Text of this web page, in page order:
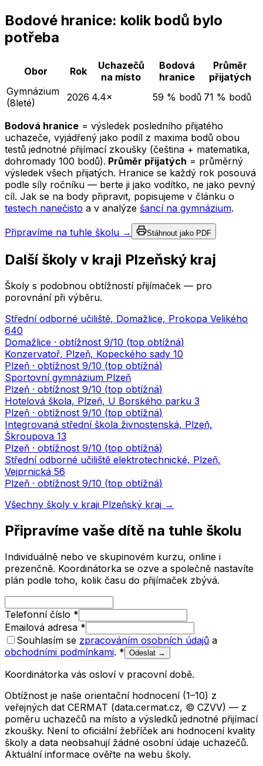
Bodové hranice: kolik bodů bylo
potřeba
Obor Rok
Uchazečů
na místo
Bodová
hranice
Průměr
přijatých
Gymnázium
(8leté)
2026 4.4× 59 % bodů 71 % bodů
Bodová hranice = výsledek posledního přijatého
uchazeče, vyjádřený jako podíl z maxima bodů obou
testů jednotné přijímací zkoušky (čeština + matematika,
dohromady 100 bodů). Průměr přijatých = průměrný
výsledek všech přijatých. Hranice se každý rok posouvá
podle síly ročníku — berte ji jako vodítko, ne jako pevný
cíl. Jak se na body připravit, popisujeme v článku o
testech nanečisto a v analýze šancí na gymnázium.
Připravíme na tuhle školu → Stáhnout jako PDF
Další školy v kraji Plzeňský kraj
Školy s podobnou obtížností přijímaček — pro
porovnání při výběru.
Střední odborné učiliště, Domažlice, Prokopa Velikého
640
Domažlice · obtížnost 9/10 (top obtížná)
Konzervatoř, Plzeň, Kopeckého sady 10
Plzeň · obtížnost 9/10 (top obtížná)
Sportovní gymnázium Plzeň
Plzeň · obtížnost 9/10 (top obtížná)
Hotelová škola, Plzeň, U Borského parku 3
Plzeň · obtížnost 9/10 (top obtížná)
Integrovaná střední škola živnostenská, Plzeň,
Škroupova 13
Plzeň · obtížnost 9/10 (top obtížná)
Střední odborné učiliště elektrotechnické, Plzeň,
Vejprnická 56
Plzeň · obtížnost 9/10 (top obtížná)
Všechny školy v kraji Plzeňský kraj →
Připravíme vaše dítě na tuhle školu
Individuálně nebo ve skupinovém kurzu, online i
prezenčně. Koordinátorka se ozve a společně nastavíte
plán podle toho, kolik času do přijímaček zbývá.
Telefonní číslo *
Emailová adresa *
Souhlasím se zpracováním osobních údajů a
obchodními podmínkami. * Odeslat →
Koordinátorka vás osloví v pracovní době.
Obtížnost je naše orientační hodnocení (1–10) z
veřejných dat CERMAT (data.cermat.cz, © CZVV) — z
poměru uchazečů na místo a výsledků jednotné přijímací
zkoušky. Není to oficiální žebříček ani hodnocení kvality
školy a data neobsahují žádné osobní údaje uchazečů.
Aktuální informace ověřte na webu školy.